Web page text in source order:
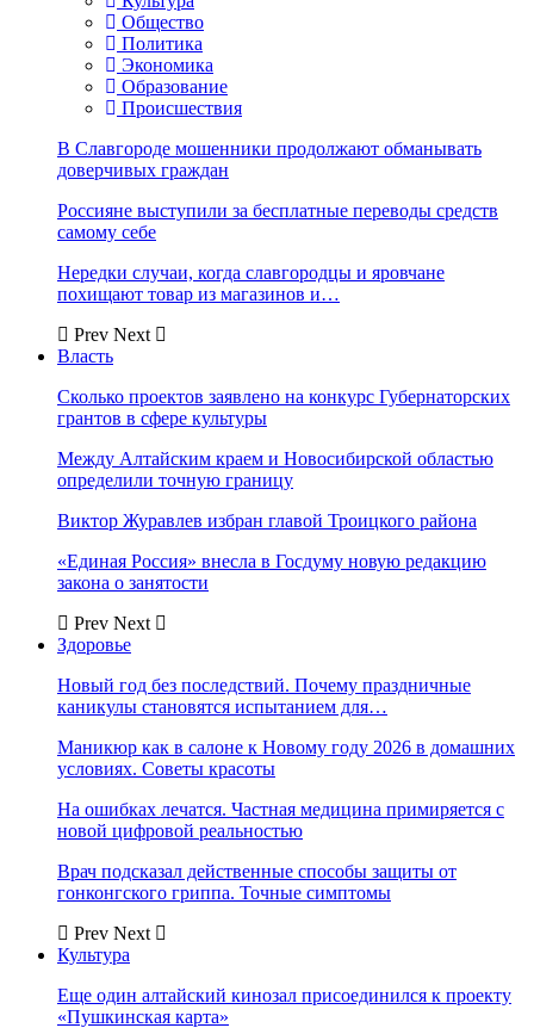
Общество
Политика
Экономика
Образование
Происшествия
В Славгороде мошенники продолжают обманывать
доверчивых граждан
Россияне выступили за бесплатные переводы средств
самому себе
Нередки случаи, когда славгородцы и яровчане
похищают товар из магазинов и…
Prev Next
Власть
Сколько проектов заявлено на конкурс Губернаторских
грантов в сфере культуры
Между Алтайским краем и Новосибирской областью
определили точную границу
Виктор Журавлев избран главой Троицкого района
«Единая Россия» внесла в Госдуму новую редакцию
закона о занятости
Prev Next
Здоровье
Новый год без последствий. Почему праздничные
каникулы становятся испытанием для…
Маникюр как в салоне к Новому году 2026 в домашних
условиях. Советы красоты
На ошибках лечатся. Частная медицина примиряется с
новой цифровой реальностью
Врач подсказал действенные способы защиты от
гонконгского гриппа. Точные симптомы
Prev Next
Культура
Еще один алтайский кинозал присоединился к проекту
«Пушкинская карта»